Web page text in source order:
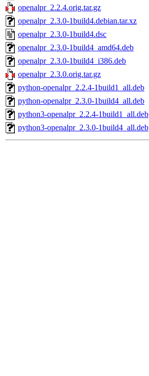
openalpr_2.2.4.orig.tar.gz
openalpr_2.3.0-1build4.debian.tar.xz
openalpr_2.3.0-1build4.dsc
openalpr_2.3.0-1build4_amd64.deb
openalpr_2.3.0-1build4_i386.deb
openalpr_2.3.0.orig.tar.gz
python-openalpr_2.2.4-1build1_all.deb
python-openalpr_2.3.0-1build4_all.deb
python3-openalpr_2.2.4-1build1_all.deb
python3-openalpr_2.3.0-1build4_all.deb